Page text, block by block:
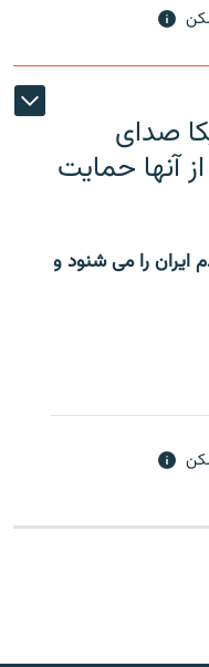
صدای
آنها حمایت
ایران را می شنود و